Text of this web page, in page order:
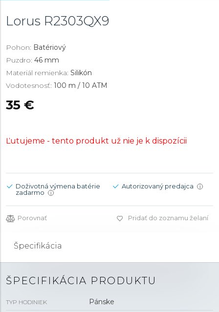
Lorus R2303QX9
Pohon: Batériový
Puzdro: 46 mm
Materiál remienka: Silikón
Vodotesnosť: 100 m / 10 ATM
35 €
Ľutujeme - tento produkt už nie je k dispozícii
Doživotná výmena batérie
zadarmo
i
Autorizovaný predajca i
Porovnať Pridať do zoznamu želaní
Špecifikácia
ŠPECIFIKÁCIA PRODUKTU
TYP HODINIEK Pánske